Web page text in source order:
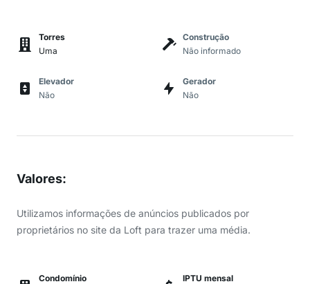
Torres
Uma
Construção
Não informado
Elevador
Não
Gerador
Não
Valores:
Utilizamos informações de anúncios publicados por
proprietários no site da Loft para trazer uma média.
Condomínio
IPTU mensal